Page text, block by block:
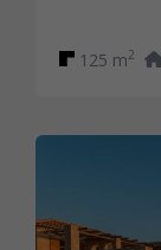
125 m2